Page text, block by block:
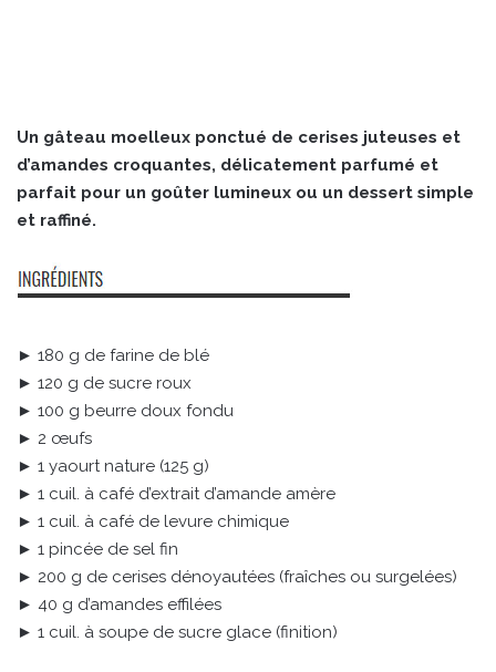
Un gâteau moelleux ponctué de cerises juteuses et
d’amandes croquantes, délicatement parfumé et
parfait pour un goûter lumineux ou un dessert simple
et raffiné.
► 180 g de farine de blé
► 120 g de sucre roux
► 100 g beurre doux fondu
► 2 œufs
► 1 yaourt nature (125 g)
► 1 cuil. à café d’extrait d’amande amère
► 1 cuil. à café de levure chimique
► 1 pincée de sel fin
► 200 g de cerises dénoyautées (fraîches ou surgelées)
► 40 g d’amandes effilées
► 1 cuil. à soupe de sucre glace (finition)